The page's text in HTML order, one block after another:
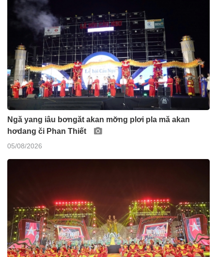
Ngă yang iâu bơngăt akan mơ̆ng plơi pla mă akan
hơdang či Phan Thiết
05/08/2026